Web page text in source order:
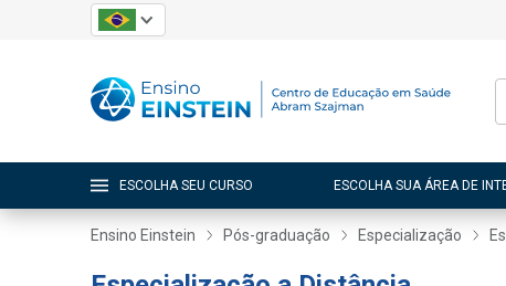
ESCOLHA SEU CURSO ESCOLHA SUA ÁREA DE
Ensino Einstein Pós-graduação Especialização